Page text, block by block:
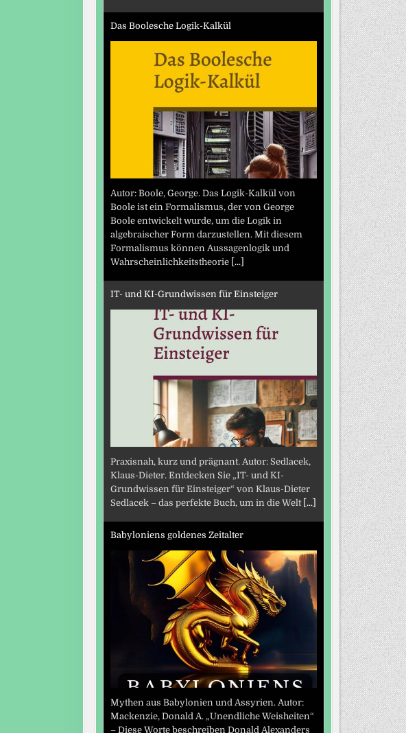
Das Boolesche Logik-Kalkül
Autor: Boole, George. Das Logik-Kalkül von
Boole ist ein Formalismus, der von George
Boole entwickelt wurde, um die Logik in
algebraischer Form darzustellen. Mit diesem
Formalismus können Aussagenlogik und
Wahrscheinlichkeitstheorie [...]
IT- und KI-Grundwissen für Einsteiger
Praxisnah, kurz und prägnant. Autor: Sedlacek,
Klaus-Dieter. Entdecken Sie „IT- und KI-
Grundwissen für Einsteiger“ von Klaus-Dieter
Sedlacek – das perfekte Buch, um in die Welt [...]
Babyloniens goldenes Zeitalter
Mythen aus Babylonien und Assyrien. Autor:
Mackenzie, Donald A. „Unendliche Weisheiten“
– Diese Worte beschreiben Donald Alexanders